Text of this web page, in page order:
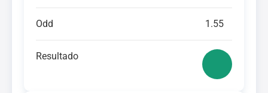
Odd 1.55
Resultado